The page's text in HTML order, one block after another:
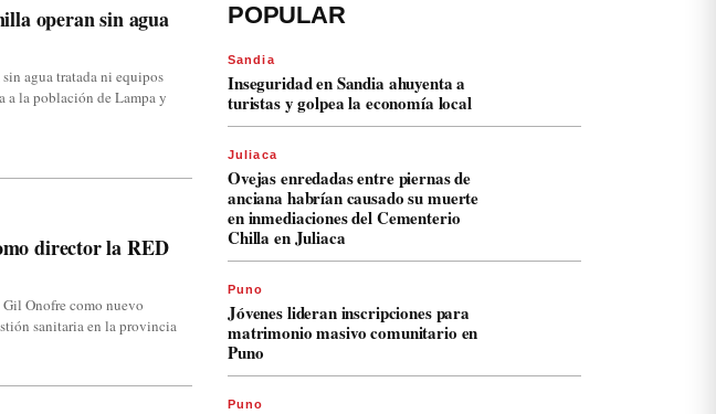
operan sin agua
agua tratada ni equipos
a la población de Lampa y
director la RED
Onofre como nuevo
sanitaria en la provincia
POPULAR
Sandia
Inseguridad en Sandia ahuyenta a
turistas y golpea la economía local
Juliaca
Ovejas enredadas entre piernas de
anciana habrían causado su muerte
en inmediaciones del Cementerio
Chilla en Juliaca
Puno
Jóvenes lideran inscripciones para
matrimonio masivo comunitario en
Puno
Puno